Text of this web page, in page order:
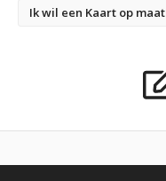
Ik wil een Kaart op maat